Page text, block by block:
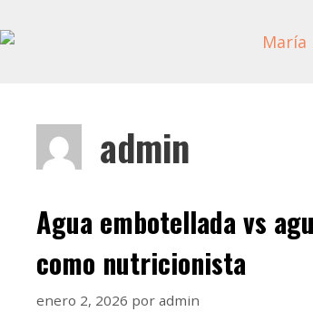
admin
Agua embotellada vs
como nutricionista
enero 2, 2026 por admin